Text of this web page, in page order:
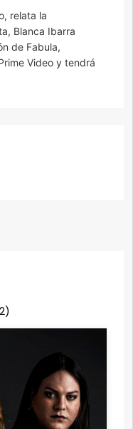
relata la
Blanca Ibarra
de Fabula,
Video y tendrá